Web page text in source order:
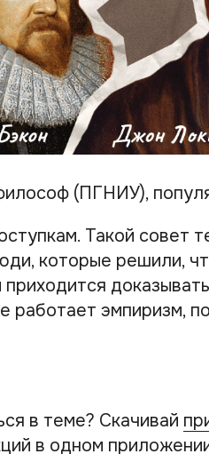
(ПГНИУ),
Такой совет
которые решили,
работает эмпиризм,
в теме? Скачивай
в одном